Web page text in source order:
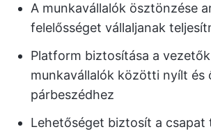
A munkavállalók ösztönzése
felelősséget vállaljanak
Platform biztosítása a vezetők
munkavállalók közötti nyílt és
párbeszédhez
Lehetőséget biztosít a csapat